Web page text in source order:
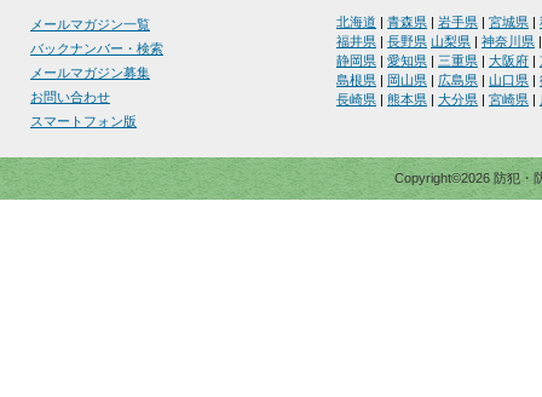
メールマガジン一覧
バックナンバー・検索
メールマガジン募集
お問い合わせ
スマートフォン版
北海道 青森県 岩手県 宮城県
福井県
長野県 山梨県 神奈川県
静岡県
愛知県 三重県 大阪府
島根県
岡山県 広島県 山口県
長崎県
熊本県 大分県 宮崎県
Copyright©2026 防犯・